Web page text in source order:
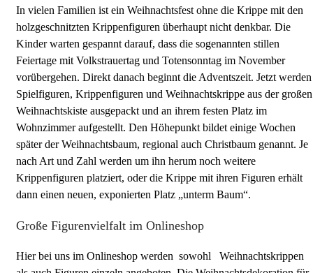
In vielen Familien ist ein Weihnachtsfest ohne die Krippe mit den
holzgeschnitzten Krippenfiguren überhaupt nicht denkbar. Die
Kinder warten gespannt darauf, dass die sogenannten stillen
Feiertage mit Volkstrauertag und Totensonntag im November
vorübergehen. Direkt danach beginnt die Adventszeit. Jetzt werden
Spielfiguren, Krippenfiguren und Weihnachtskrippe aus der großen
Weihnachtskiste ausgepackt und an ihrem festen Platz im
Wohnzimmer aufgestellt. Den Höhepunkt bildet einige Wochen
später der Weihnachtsbaum, regional auch Christbaum genannt. Je
nach Art und Zahl werden um ihn herum noch weitere
Krippenfiguren platziert, oder die Krippe mit ihren Figuren erhält
dann einen neuen, exponierten Platz „unterm Baum“.
Große Figurenvielfalt im Onlineshop
Hier bei uns im Onlineshop werden sowohl Weihnachtskrippen